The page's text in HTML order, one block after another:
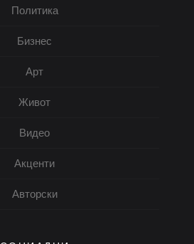
Политика
Бизнес
Арт
Живот
Видео
Акценти
Авторски